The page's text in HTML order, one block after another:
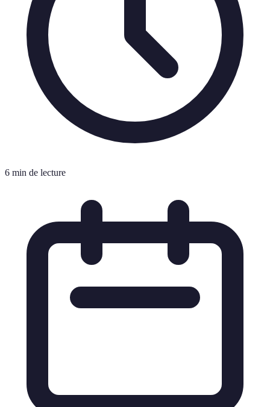
6 min de lecture